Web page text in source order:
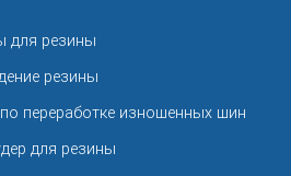
для резины
резины
переработке изношенных шин
для резины